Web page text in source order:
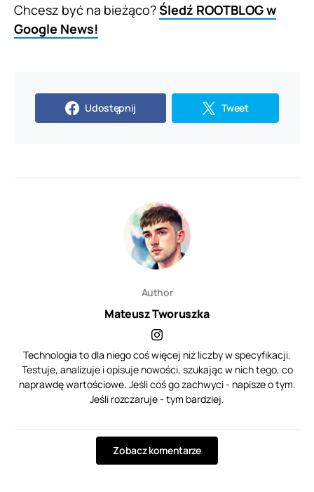
Chcesz być na bieżąco?Śledź ROOTBLOG w
Google News!
Udostępnij Tweet
Author
Mateusz Tworuszka
Technologia to dla niego coś więcej niż liczby w specyfikacji.
Testuje, analizuje i opisuje nowości, szukając w nich tego, co
naprawdę wartościowe. Jeśli coś go zachwyci - napisze o tym.
Jeśli rozczaruje - tym bardziej.
Zobacz komentarze